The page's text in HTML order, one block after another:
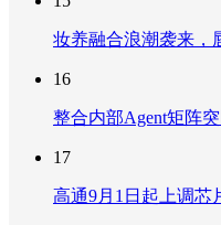
妆养融合浪潮袭来，
16
整合内部Agent矩阵
17
高通9月1日起上调芯